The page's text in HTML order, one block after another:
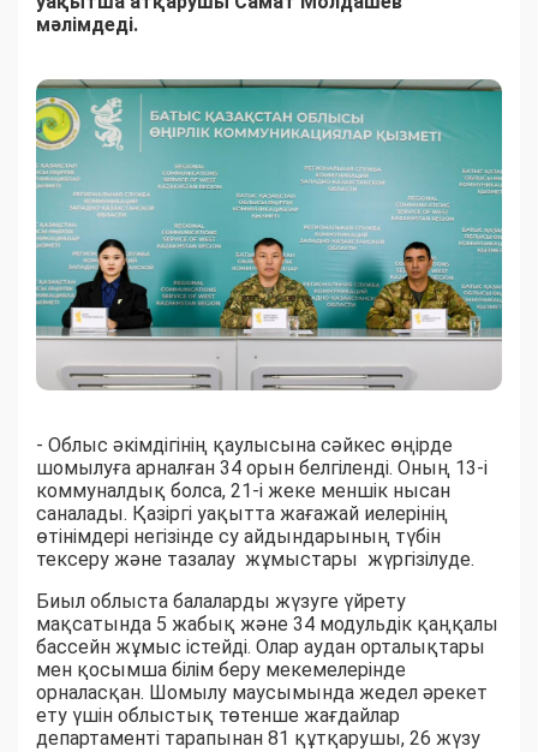
мәлімдеді.
- Облыс әкімдігінің қаулысына сәйкес өңірде
шомылуға арналған 34 орын белгіленді. Оның 13-і
коммуналдық болса, 21-і жеке меншік нысан
саналады. Қазіргі уақытта жағажай иелерінің
өтінімдері негізінде су айдындарының түбін
тексеру және тазалау жұмыстары жүргізілуде.
Биыл облыста балаларды жүзуге үйрету
мақсатында 5 жабық және 34 модульдік қаңқалы
бассейн жұмыс істейді. Олар аудан орталықтары
мен қосымша білім беру мекемелерінде
орналасқан. Шомылу маусымында жедел әрекет
ету үшін облыстық төтенше жағдайлар
департаменті тарапынан 81 құтқарушы, 26 жүзу